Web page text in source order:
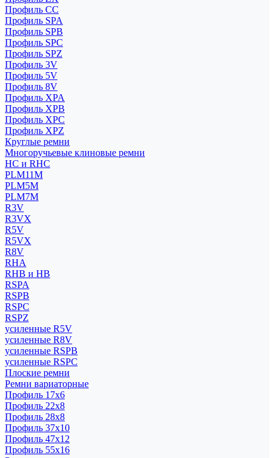
Профиль CC
Профиль SPA
Профиль SPB
Профиль SPC
Профиль SPZ
Профиль 3V
Профиль 5V
Профиль 8V
Профиль XPA
Профиль XPB
Профиль XPC
Профиль XPZ
Круглые ремни
Многоручьевые клиновые ремни
HC и RHC
PLM11M
PLM5M
PLM7M
R3V
R3VX
R5V
R5VX
R8V
RHA
RHB и HB
RSPA
RSPB
RSPC
RSPZ
усиленные R5V
усиленные R8V
усиленные RSPB
усиленные RSPC
Плоские ремни
Ремни вариаторные
Профиль 17x6
Профиль 22x8
Профиль 28x8
Профиль 37x10
Профиль 47x12
Профиль 55x16